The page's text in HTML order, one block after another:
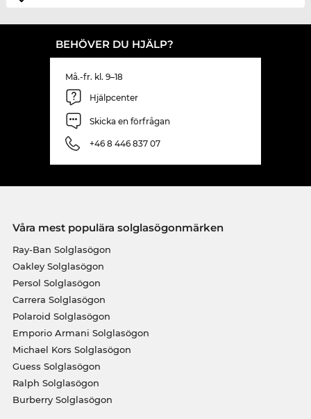
BEHÖVER DU HJÄLP?
Må.-fr. kl. 9–18
Hjälpcenter
Skicka en förfrågan
+46 8 446 837 07
Våra mest populära solglasögonmärken
Ray-Ban Solglasögon
Oakley Solglasögon
Persol Solglasögon
Carrera Solglasögon
Polaroid Solglasögon
Emporio Armani Solglasögon
Michael Kors Solglasögon
Guess Solglasögon
Ralph Solglasögon
Burberry Solglasögon